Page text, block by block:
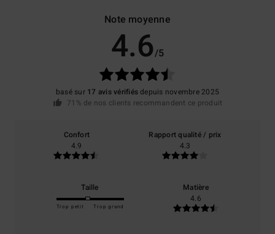
Note moyenne
4.6/5
basé sur 17 avis vérifiésdepuis novembre 2025
71% de nos clients recommandent ce produit
Confort
4.9
Rapport qualité / prix
4.3
Taille
Trop petit Trop grand
Matière
4.6